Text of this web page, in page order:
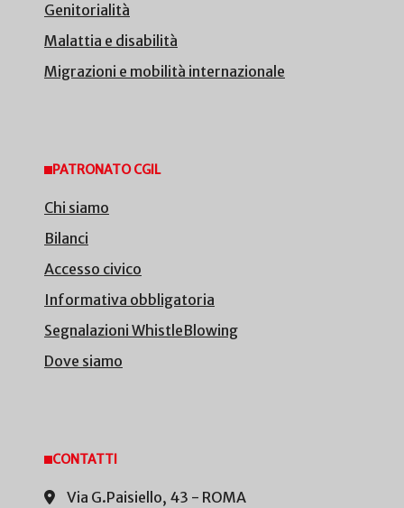
Genitorialità
Malattia e disabilità
Migrazioni e mobilità internazionale
PATRONATO CGIL
Chi siamo
Bilanci
Accesso civico
Informativa obbligatoria
Segnalazioni WhistleBlowing
Dove siamo
CONTATTI
Via G.Paisiello, 43 - ROMA